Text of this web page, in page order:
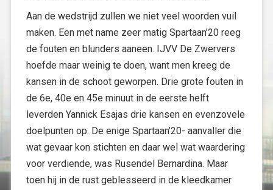
Aan de wedstrijd zullen we niet veel woorden vuil
maken. Een met name zeer matig Spartaan’20 reeg
de fouten en blunders aaneen. IJVV De Zwervers
hoefde maar weinig te doen, want men kreeg de
kansen in de schoot geworpen. Drie grote fouten in
de 6e, 40e en 45e minuut in de eerste helft
leverden Yannick Esajas drie kansen en evenzovele
doelpunten op. De enige Spartaan’20- aanvaller die
wat gevaar kon stichten en daar wel wat waardering
voor verdiende, was Rusendel Bernardina. Maar
toen hij in de rust geblesseerd in de kleedkamer